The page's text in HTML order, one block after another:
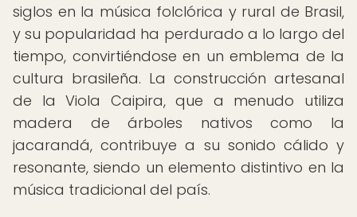
siglos en la música folclórica y rural de Brasil,
y su popularidad ha perdurado a lo largo del
tiempo, convirtiéndose en un emblema de la
cultura brasileña. La construcción artesanal
de la Viola Caipira, que a menudo utiliza
madera de árboles nativos como la
jacarandá, contribuye a su sonido cálido y
resonante, siendo un elemento distintivo en la
música tradicional del país.